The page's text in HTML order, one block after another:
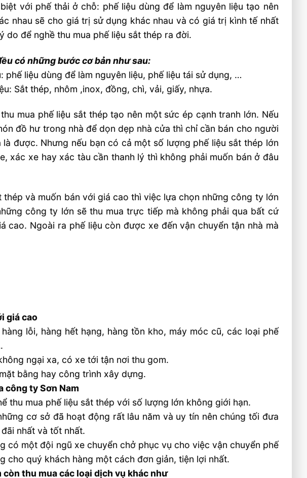
với phế thải ở chỗ: phế liệu dùng để làm nguyên liệu tạo nên
nhau sẽ cho giá trị sử dụng khác nhau và có giá trị kình tế nhất
do để nghề thu mua phế liệu sắt thép ra đời.
có những bước cơ bản như sau:
phế liệu dùng để làm nguyên liệu, phế liệu tái sử dụng, …
Sắt thép, nhôm ,inox, đồng, chì, vải, giấy, nhựa.
mua phế liệu sắt thép tạo nên một sức ép cạnh tranh lớn. Nếu
đồ hư trong nhà để dọn dẹp nhà cửa thì chỉ cần bán cho người
được. Nhưng nếu bạn có cả một số lượng phế liệu sắt thép lớn
xác xe hay xác tàu cần thanh lý thì không phải muốn bán ở đâu
và muốn bán với giá cao thì việc lựa chọn những công ty lớn
công ty lớn sẽ thu mua trực tiếp mà không phải qua bất cứ
cao. Ngoài ra phế liệu còn được xe đến vận chuyển tận nhà mà
giá cao
lỗi, hàng hết hạng, hàng tồn kho, máy móc cũ, các loại phế
ngại xa, có xe tới tận nơi thu gom.
bằng hay công trình xây dựng.
công ty Sơn Nam
thu mua phế liệu sắt thép với số lượng lớn không giới hạn.
cơ sở đã hoạt động rất lâu năm và uy tín nên chúng tối đưa
nhất và tốt nhất.
có một đội ngũ xe chuyển chở phục vụ cho việc vận chuyển phế
cho quý khách hàng một cách đơn giản, tiện lợi nhất.
thu mua các loại dịch vụ khác như